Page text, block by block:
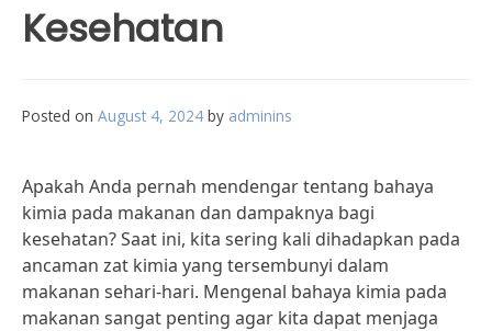
Kesehatan
Posted on August 4, 2024 by adminins
Apakah Anda pernah mendengar tentang bahaya
kimia pada makanan dan dampaknya bagi
kesehatan? Saat ini, kita sering kali dihadapkan pada
ancaman zat kimia yang tersembunyi dalam
makanan sehari-hari. Mengenal bahaya kimia pada
makanan sangat penting agar kita dapat menjaga